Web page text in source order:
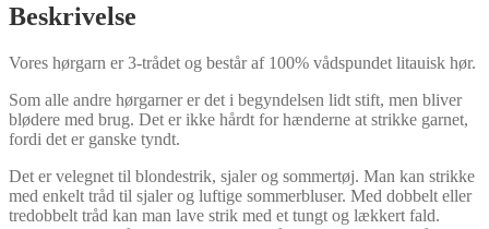
Beskrivelse
Vores hørgarn er 3-trådet og består af 100% vådspundet litauisk hør.
Som alle andre hørgarner er det i begyndelsen lidt stift, men bliver
blødere med brug. Det er ikke hårdt for hænderne at strikke garnet,
fordi det er ganske tyndt.
Det er velegnet til blondestrik, sjaler og sommertøj. Man kan strikke
med enkelt tråd til sjaler og luftige sommerbluser. Med dobbelt eller
tredobbelt tråd kan man lave strik med et tungt og lækkert fald.